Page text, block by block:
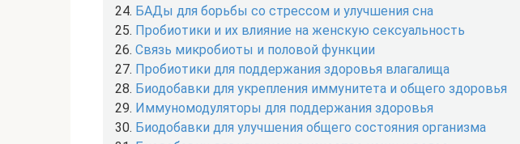
БАДы для борьбы со стрессом и улучшения сна
Пробиотики и их влияние на женскую сексуальность
Связь микробиоты и половой функции
Пробиотики для поддержания здоровья влагалища
Биодобавки для укрепления иммунитета и общего здоровья
Иммуномодуляторы для поддержания здоровья
Биодобавки для улучшения общего состояния организма